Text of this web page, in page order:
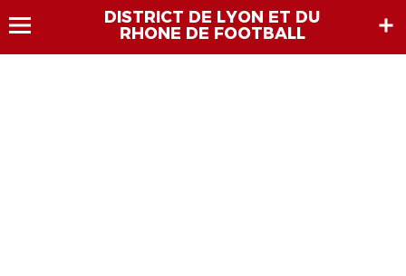
DISTRICT DE LYON ET DU
RHONE DE FOOTBALL